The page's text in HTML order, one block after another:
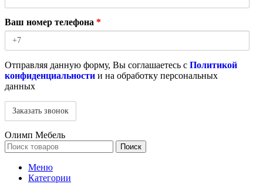
Ваш номер телефона *
Отправляя данную форму, Вы соглашаетесь с Политикой
конфиденциальности и на обработку персональных
данных
Олимп Мебель
Поиск
Меню
Категории